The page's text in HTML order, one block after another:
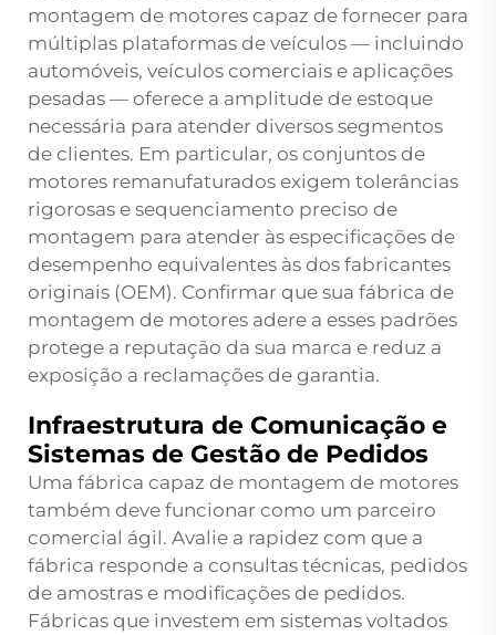
montagem de motores capaz de fornecer para
múltiplas plataformas de veículos — incluindo
automóveis, veículos comerciais e aplicações
pesadas — oferece a amplitude de estoque
necessária para atender diversos segmentos
de clientes. Em particular, os conjuntos de
motores remanufaturados exigem tolerâncias
rigorosas e sequenciamento preciso de
montagem para atender às especificações de
desempenho equivalentes às dos fabricantes
originais (OEM). Confirmar que sua fábrica de
montagem de motores adere a esses padrões
protege a reputação da sua marca e reduz a
exposição a reclamações de garantia.
Infraestrutura de Comunicação e
Sistemas de Gestão de Pedidos
Uma fábrica capaz de montagem de motores
também deve funcionar como um parceiro
comercial ágil. Avalie a rapidez com que a
fábrica responde a consultas técnicas, pedidos
de amostras e modificações de pedidos.
Fábricas que investem em sistemas voltados